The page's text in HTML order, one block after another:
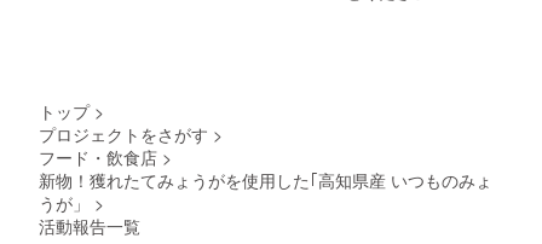
わない
せん
確認く
ださい
トップ >
プロジェクトをさがす >
フード・飲食店 >
新物！獲れたてみょうがを使用した｢高知県産 いつものみょ
うが」
>
活動報告一覧